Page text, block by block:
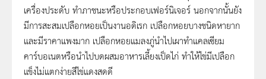
เครื่องประดับ ทำภาชนะหรือประกอบเฟอร์นิเจอร์ นอกจากนั้นยัง
มีการสะสมเปลือกหอยเป็นงานอดิเรก เปลือกหอยบางชนิดหายาก
และมีราคาแพงมาก เปลือกหอยแมลงภู่นำไปเผาทำแคลเซียม
คาร์บอเนตหรือนำไปบดผสมอาหารเลี้ยงเป็ดไก่ ทำให้ไข่มีเปลือก
แข็งไม่แตกง่ายสีไข่แดงสดดี